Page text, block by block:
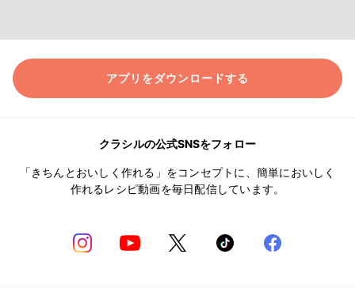
アプリをダウンロードする
クラシルの公式SNSをフォロー
「きちんとおいしく作れる」をコンセプトに、簡単においしく
作れるレシピ動画を毎日配信しています。